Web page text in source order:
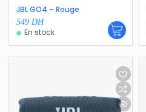
JBL GO4 – Rouge
549 DH
En stock